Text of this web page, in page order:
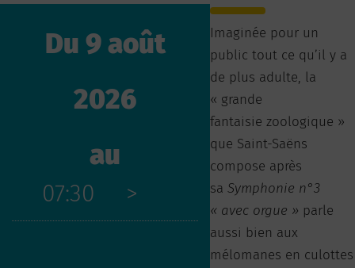
Du 9 août
2026
au
07:30 >
Imaginée pour un
public tout ce qu’il y a
de plus adulte, la
« grande
fantaisie zoologique »
que Saint-Saëns
compose après
sa Symphonie n°3
« avec orgue » parle
aussi bien aux
mélomanes en culottes